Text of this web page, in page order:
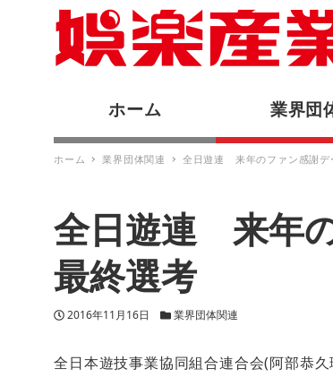
ホーム 業界団
ホーム 業界団体関連 全日遊連 来年のファン感謝デ
全日遊連 来年
最終選考
投稿日
2016年11月16日 カテゴリー
業界団体関連
全日本遊技事業協同組合連合会(阿部恭